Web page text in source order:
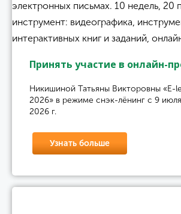
Принять участие в онлайн-
Никишиной Татьяны Викторовны «E-
2026» в режиме снэк-лёнинг с 9
2026 г.
Узнать больше